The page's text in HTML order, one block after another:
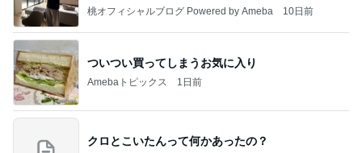
桃オフィシャルブログ Powered by Ameba 10日前
ついつい買ってしまうお気に入り
Amebaトピックス 1日前
クロとこいたんって何かあったの？